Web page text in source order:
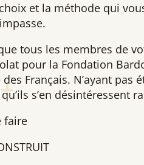
et la méthode qui
tous les membres de
pour la Fondation
Français. N’ayant
s’en désintéressent
faire